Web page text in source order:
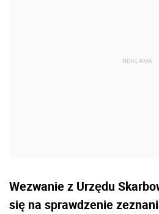
Wezwanie z Urzędu
się na sprawdzenie